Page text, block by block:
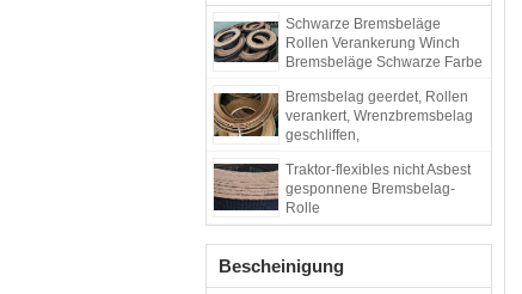
Schwarze Bremsbeläge
Rollen Verankerung Winch
Bremsbeläge Schwarze Farbe
Bremsbelag geerdet, Rollen
verankert, Wrenzbremsbelag
geschliffen,
Traktor-flexibles nicht Asbest
gesponnene Bremsbelag-
Rolle
Bescheinigung